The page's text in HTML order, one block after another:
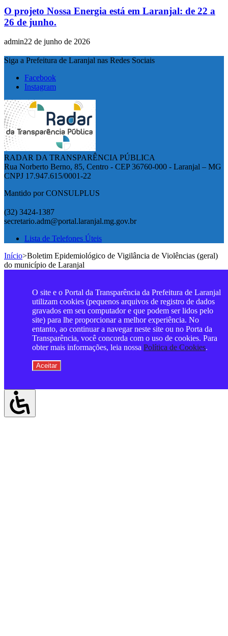
O projeto Nossa Energia está em Laranjal: de 22 a
26 de junho.
admin22 de junho de 2026
Siga a Prefeitura de Laranjal nas Redes Sociais
Facebook
Instagram
RADAR DA TRANSPARÊNCIA PÚBLICA
Rua Norberto Berno, 85, Centro - CEP 36760-000 - Laranjal – MG
CNPJ 17.947.615/0001-22
Mantido por CONSULPLUS
(32) 3424-1387
secretario.adm@portal.laranjal.mg.gov.br
Lista de Telefones Úteis
Início>Boletim Epidemiológico de Vigilância de Violências (geral)
do município de Laranjal
O site e o Portal da Transparência da Prefeitura de Laranjal
utilizam cookies (pequenos arquivos de registro de dados
gravados em seu computador e que podem ser lidos pelo
site) para lhe proporcionar a melhor experiência. No
entanto, ao continuar a navegar neste site ou no Porta da
Transparência, você concorda com o uso de cookies. Para
obter mais informações, leia nossa Política de Cookies.
Aceitar